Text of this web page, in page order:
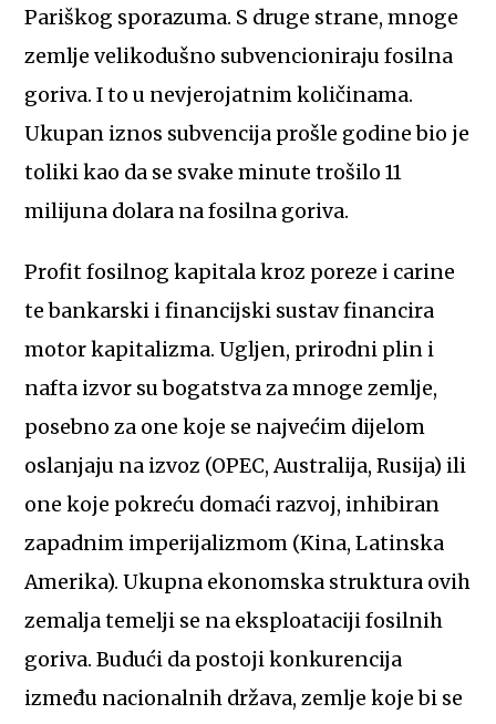
Pariškog sporazuma. S druge strane, mnoge
zemlje velikodušno subvencioniraju fosilna
goriva. I to u nevjerojatnim količinama.
Ukupan iznos subvencija prošle godine bio je
toliki kao da se svake minute trošilo 11
milijuna dolara na fosilna goriva.
Profit fosilnog kapitala kroz poreze i carine
te bankarski i financijski sustav financira
motor kapitalizma. Ugljen, prirodni plin i
nafta izvor su bogatstva za mnoge zemlje,
posebno za one koje se najvećim dijelom
oslanjaju na izvoz (OPEC, Australija, Rusija) ili
one koje pokreću domaći razvoj, inhibiran
zapadnim imperijalizmom (Kina, Latinska
Amerika). Ukupna ekonomska struktura ovih
zemalja temelji se na eksploataciji fosilnih
goriva. Budući da postoji konkurencija
između nacionalnih država, zemlje koje bi se